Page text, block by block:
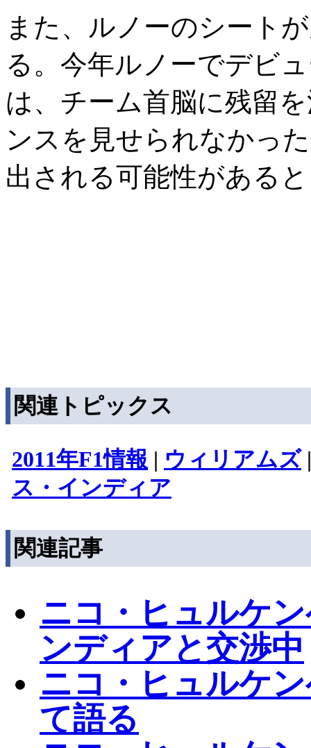
また、ルノーのシート
る。今年ルノーでデビ
は、チーム首脳に残留
ンスを見せられなかっ
出される可能性がある
関連トピックス
2011年F1情報 | ウィリアムズ
ス・インディア
関連記事
ニコ・ヒュルケ
ンディアと交渉中
ニコ・ヒュルケ
て語る